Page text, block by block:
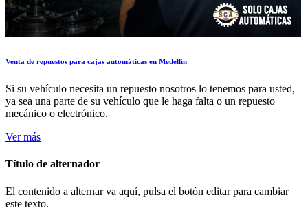
Venta de repuestos para cajas automáticas en Medellín
Si su vehículo necesita un repuesto nosotros lo tenemos para usted,
ya sea una parte de su vehículo que le haga falta o un repuesto
mecánico o electrónico.
Ver más
Título de alternador
El contenido a alternar va aquí, pulsa el botón editar para cambiar
este texto.